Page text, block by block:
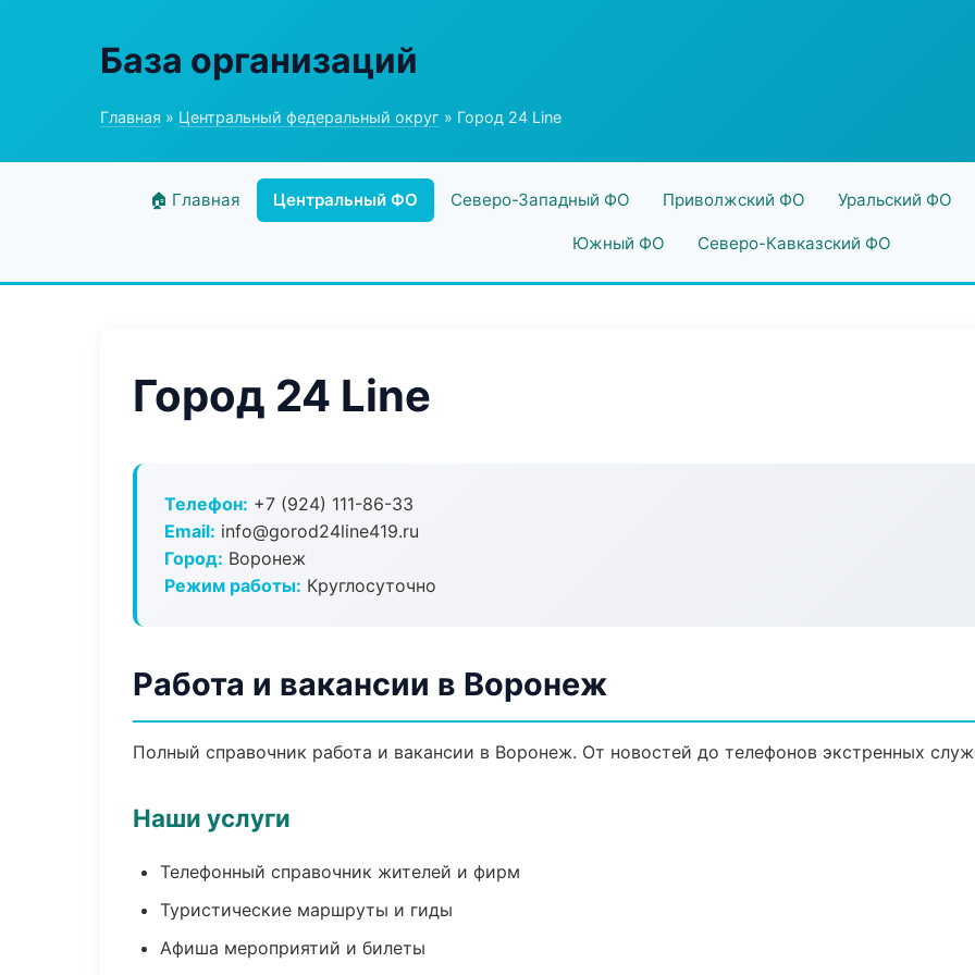
База организаций
Главная » Центральный федеральный округ » Город 24 Line
🏠 Главная Центральный ФО Северо-Западный ФО Приволжский ФО Уральский ФО
Южный ФО Северо-Кавказский ФО
Город 24 Line
Телефон: +7 (924) 111-86-33
Email: info@gorod24line419.ru
Город: Воронеж
Режим работы: Круглосуточно
Работа и вакансии в Воронеж
Полный справочник работа и вакансии в Воронеж. От новостей до телефонов экстренных
Наши услуги
Телефонный справочник жителей и фирм
Туристические маршруты и гиды
Афиша мероприятий и билеты